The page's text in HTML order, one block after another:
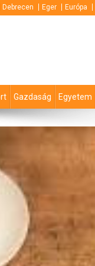
Debrecen Eger Európa
Gazdaság Egyetem